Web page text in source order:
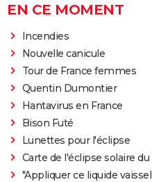
EN CE MOMENT
Incendies
Nouvelle canicule
Tour de France femmes
Quentin Dumontier
Hantavirus en France
Bison Futé
Lunettes pour l'éclipse
Carte de l'éclipse solaire du
"Appliquer ce liquide